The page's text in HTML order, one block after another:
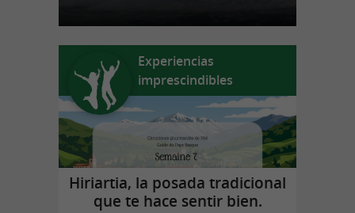
Experiencias
imprescindibles
Hiriartia, la posada tradicional
que te hace sentir bien.